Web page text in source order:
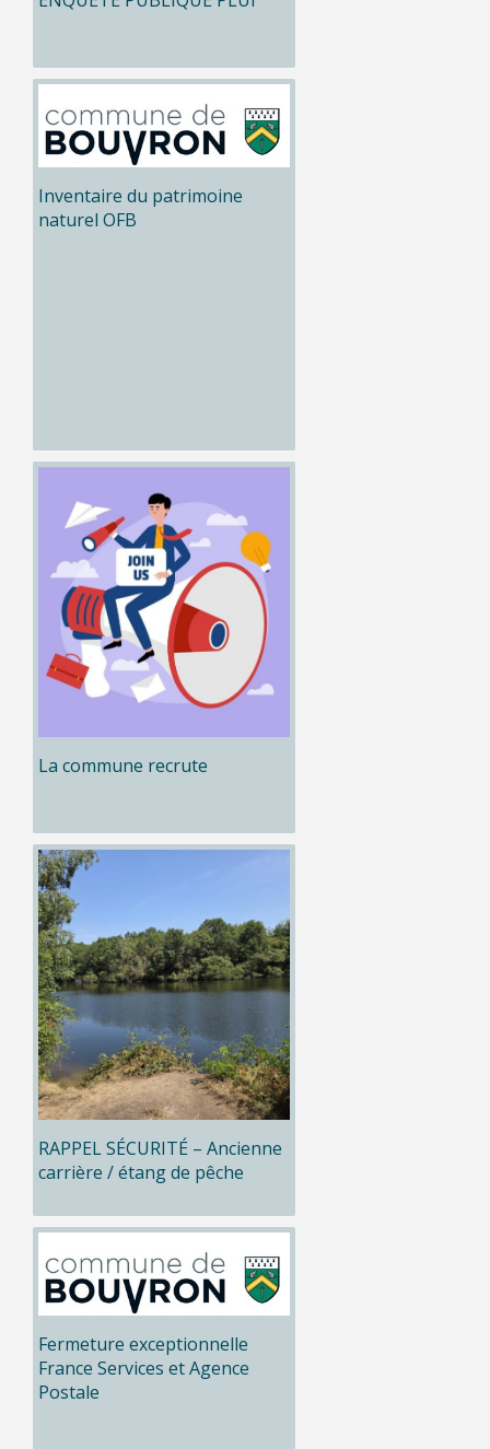
Inventaire du patrimoine
naturel OFB
La commune recrute
RAPPEL SÉCURITÉ – Ancienne
carrière / étang de pêche
Fermeture exceptionnelle
France Services et Agence
Postale